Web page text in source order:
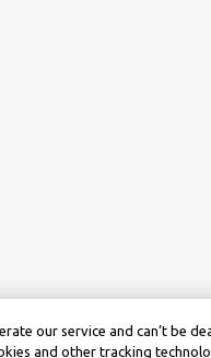
our service and can’t be
and other tracking